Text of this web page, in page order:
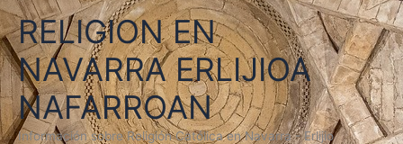
Ir
al
contenido
RELIGION EN
NAVARRA ERLIJIOA
NAFARROAN
Información sobre Religión Católica en Navarra - Erlijio